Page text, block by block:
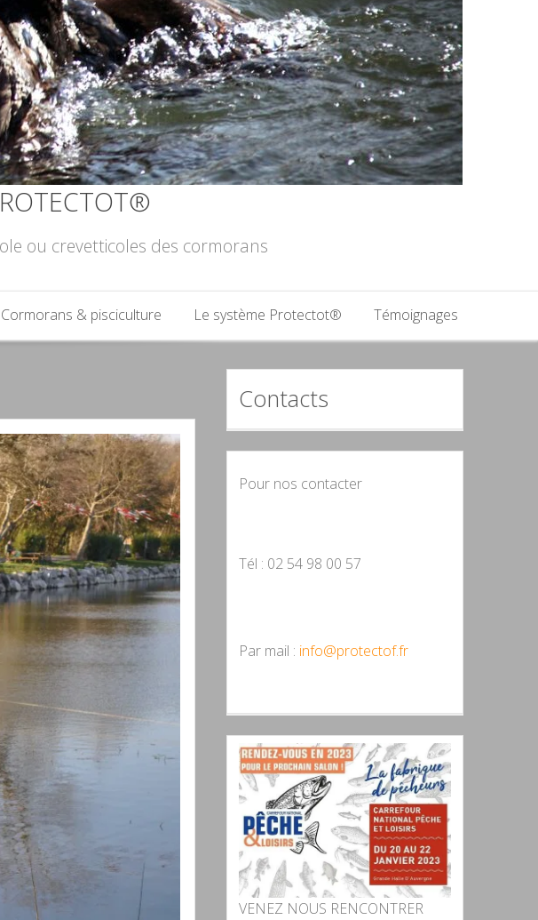
ou crevetticoles des cormorans
Cormorans & pisciculture Le système Protectot® Témoignages
Contacts
Pour nos contacter
Tél : 02 54 98 00 57
Par mail : info@protectof.fr
VENEZ NOUS RENCONTRER